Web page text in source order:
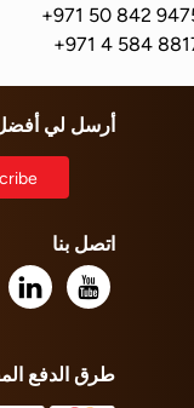
+971 50 842
+971 4 584
أرسل لي
اتصل بنا
طرق الدفع